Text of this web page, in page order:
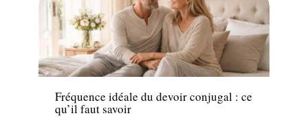
Conseils
Fréquence idéale du devoir conjugal : ce
qu’il faut savoir